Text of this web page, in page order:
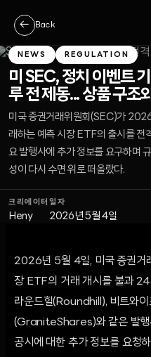
← Back
NEWS REGULATION
미 SEC, 정치 이벤트
루 전 제동... 상품 구조
미국 증권거래위원회(SEC)가
래하는 예측 시장 ETF의 출시를 전
요 발행사에 추가 정보를 요구하며
성이 다시 수면 위로 떠올랐다.
크리에이터
Heny
일자
2026년 5월 4일
2026년 5월 4일, 미국 증권거
장 ETF의 거래 개시를 불과
라운드힐(Roundhill), 비트와
(GraniteShares)와 같은 발행
공시에 대한 추가 정보를 요청